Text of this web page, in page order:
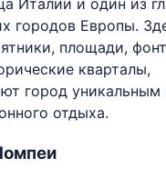
Италии и один из
городов Европы.
площади,
кварталы,
город уникальным
отдыха.